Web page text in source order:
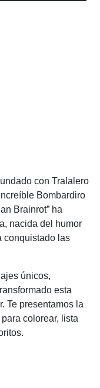
con Tralalero
Bombardiro
Brainrot” ha
nacida del humor
conquistado las
únicos,
esta
Te presentamos la
colorear, lista